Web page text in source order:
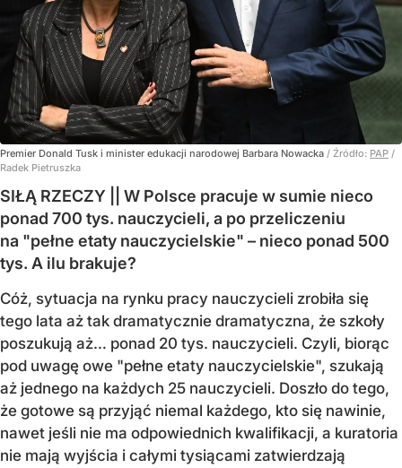
Premier Donald Tusk i minister edukacji narodowej Barbara Nowacka / Źródło: PAP /
Radek Pietruszka
SIŁĄ RZECZY || W Polsce pracuje w sumie nieco
ponad 700 tys. nauczycieli, a po przeliczeniu
na "pełne etaty nauczycielskie" – nieco ponad 500
tys. A ilu brakuje?
Cóż, sytuacja na rynku pracy nauczycieli zrobiła się
tego lata aż tak dramatycznie dramatyczna, że szkoły
poszukują aż… ponad 20 tys. nauczycieli. Czyli, biorąc
pod uwagę owe "pełne etaty nauczycielskie", szukają
aż jednego na każdych 25 nauczycieli. Doszło do tego,
że gotowe są przyjąć niemal każdego, kto się nawinie,
nawet jeśli nie ma odpowiednich kwalifikacji, a kuratoria
nie mają wyjścia i całymi tysiącami zatwierdzają